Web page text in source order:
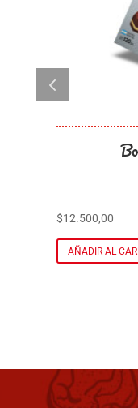
$24.000,00
AÑADIR AL